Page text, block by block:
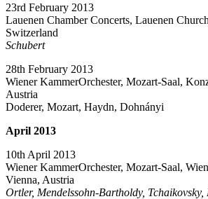
23rd February 2013
Lauenen Chamber Concerts, Lauenen
Switzerland
Schubert
28th February 2013
Wiener KammerOrchester, Mozart-Saal,
Austria
Doderer, Mozart, Haydn, Dohnányi
April 2013
10th April 2013
Wiener KammerOrchester, Mozart-Saal,
Vienna, Austria
Ortler, Mendelssohn-Bartholdy, Tchaikovsky,